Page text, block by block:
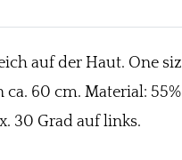
auf der Haut. One
60 cm. Material:
30 Grad auf links.